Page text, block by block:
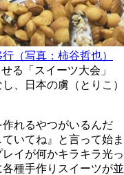
（写真：柿谷哲也）
る「スイーツ大会」
、日本の虜（とりこ）
作れるやつがいるんだ
いてね』と言って始ま
イが何かキラキラ光っ
種手作りスイーツが並